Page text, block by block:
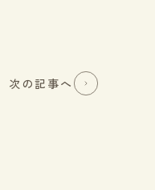
次の記事へ